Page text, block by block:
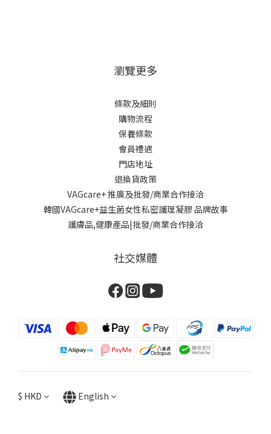
瀏覽更多
條款及細則
購物流程
保養條款
會員禮遇
門店地址
退換貨政策
VAGcare+ 推廣及批發/商業合作接洽
韓國VAGcare+益生菌女性私密護理凝膠 品牌故事
護膚品,健康產品|批發/商業合作接洽
社交媒體
$ HKD English